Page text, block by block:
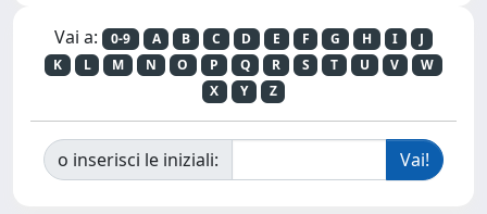
Vai a: 0-9 A B C D E F G H I
J
K
L M N O P Q R S T U V
W
X
Y Z
o inserisci le iniziali: